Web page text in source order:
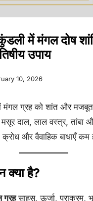
में मंगल दोष
उपाय
10, 2026
ग्रह को शांत और मजबूत
मसूर दाल, लाल वस्त्र, तांबा
और वैवाहिक बाधाएँ कम
क्या है?
ग्रहसाहस, ऊर्जा, पराक्रम,